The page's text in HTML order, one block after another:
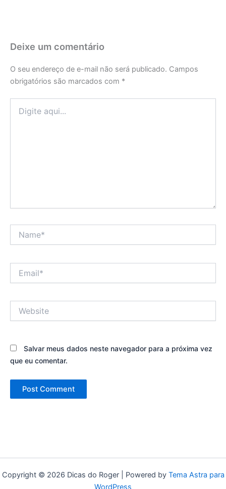
Deixe um comentário
O seu endereço de e-mail não será publicado. Campos
obrigatórios são marcados com *
aqui...
Salvar meus dados neste navegador para a próxima vez
que eu comentar.
Copyright © 2026 Dicas do Roger | Powered by Tema Astra para
WordPress